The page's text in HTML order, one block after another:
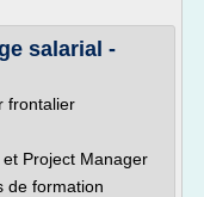
salarial -
frontalier
Project Manager
de formation